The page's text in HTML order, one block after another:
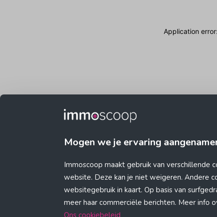
Mogen we je ervaring
Immoscoop maakt gebruik van verschillende
website. Deze kan je niet weigeren. Andere
websitegebruik in kaart. Op basis van
meer haar commerciële berichten. Meer info
Ons cookiebeleid
Application